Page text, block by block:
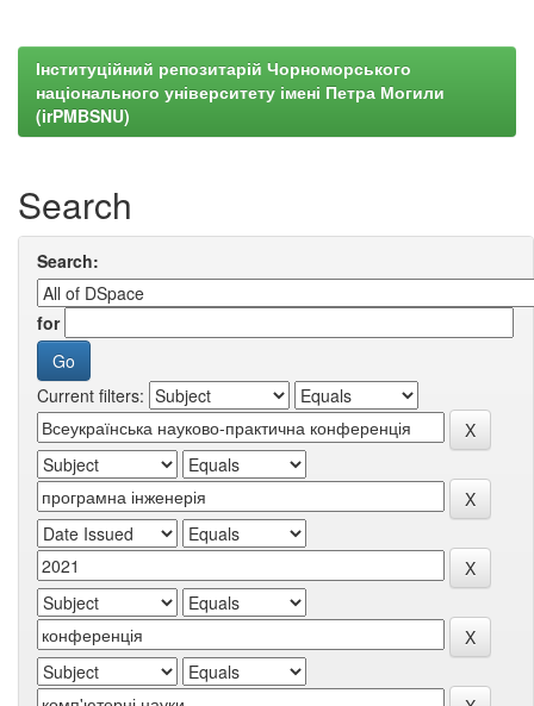
Інституційний репозитарій Чорноморського
національного університету імені Петра Могили
(irPMBSNU)
Search
Search:
for
Current filters: